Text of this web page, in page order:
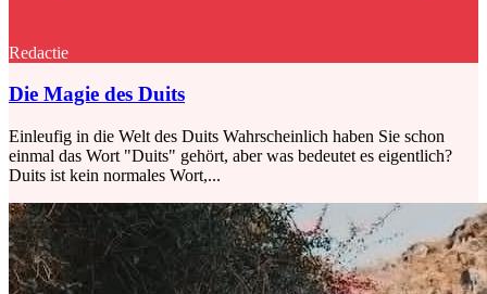
Redactie
Die Magie des Duits
Einleufig in die Welt des Duits Wahrscheinlich haben Sie schon
einmal das Wort "Duits" gehört, aber was bedeutet es eigentlich?
Duits ist kein normales Wort,...